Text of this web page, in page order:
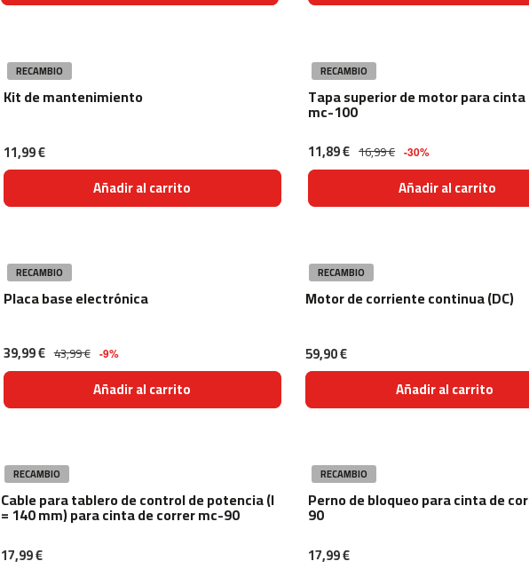
RECAMBIO
Kit de mantenimiento
11,99 €
Añadir al carrito
RECAMBIO
Tapa superior de motor para
mc-100
11,89 € 16,99 € -30%
Añadir al carrito
RECAMBIO
Placa base electrónica
39,99 € 43,99 € -9%
Añadir al carrito
RECAMBIO
Motor de corriente continua (DC)
59,90 €
Añadir al carrito
RECAMBIO
Cable para tablero de control de potencia (l
= 140 mm) para cinta de correr mc-90
17,99 €
RECAMBIO
Perno de bloqueo para cinta de
90
17,99 €